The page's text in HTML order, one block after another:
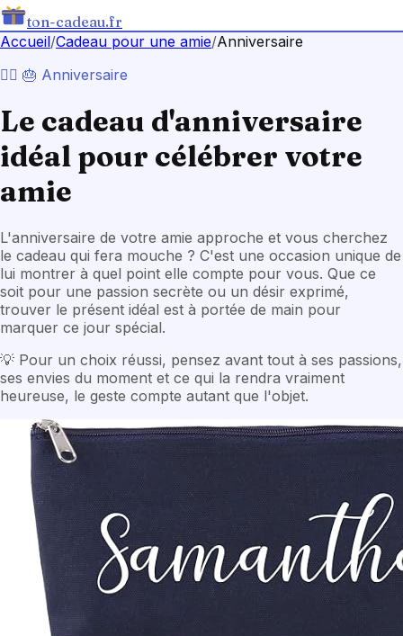
ton-cadeau.fr
Accueil/Cadeau pour une amie/Anniversaire
💁‍♀️ 🎂 Anniversaire
Le cadeau d'anniversaire
idéal pour célébrer votre
amie
L'anniversaire de votre amie approche et vous cherchez
le cadeau qui fera mouche ? C'est une occasion unique de
lui montrer à quel point elle compte pour vous. Que ce
soit pour une passion secrète ou un désir exprimé,
trouver le présent idéal est à portée de main pour
marquer ce jour spécial.
💡 Pour un choix réussi, pensez avant tout à ses passions,
ses envies du moment et ce qui la rendra vraiment
heureuse, le geste compte autant que l'objet.